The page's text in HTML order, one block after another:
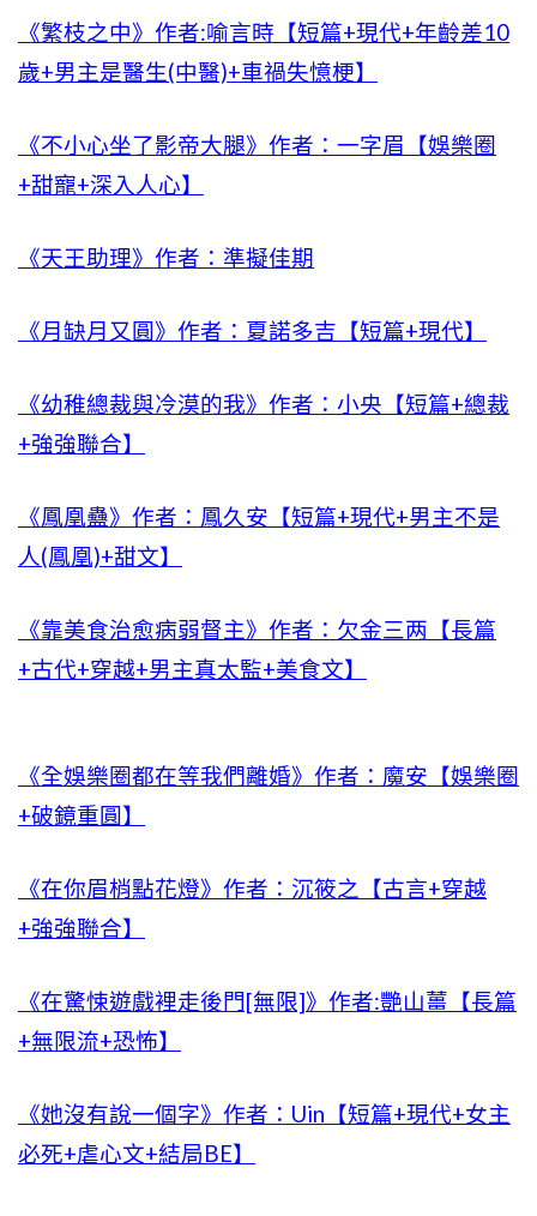
《繁枝之中》作者:喻言時【短篇+現代+年齡差10
歲+男主是醫生(中醫)+車禍失憶梗】
《不小心坐了影帝大腿》作者：一字眉【娛樂圈
+甜寵+深入人心】
《天王助理》作者：準擬佳期
《月缺月又圓》作者：夏諾多吉【短篇+現代】
《幼稚總裁與冷漠的我》作者：小央【短篇+總裁
+強強聯合】
《鳳凰蠱》作者：鳳久安【短篇+現代+男主不是
人(鳳凰)+甜文】
《靠美食治愈病弱督主》作者：欠金三两【長篇
+古代+穿越+男主真太監+美食文】
《全娛樂圈都在等我們離婚》作者：魔安【娛樂圈
+破鏡重圓】
《在你眉梢點花燈》作者：沉筱之【古言+穿越
+強強聯合】
《在驚悚遊戲裡走後門[無限]》作者:艷山薑【長篇
+無限流+恐怖】
《她沒有說一個字》作者：Uin【短篇+現代+女主
必死+虐心文+結局BE】